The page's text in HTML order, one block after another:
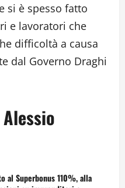
si è spesso fatto
e lavoratori che
difficoltà a causa
dal Governo Draghi
al Superbonus 110%, alla